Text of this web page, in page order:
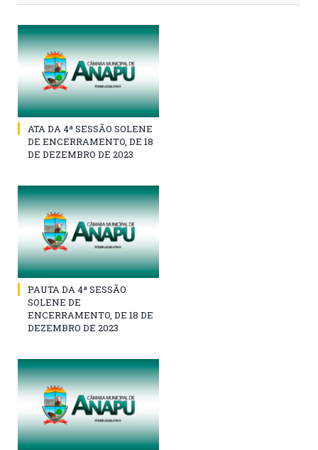
ATA DA 4ª SESSÃO SOLENE
DE ENCERRAMENTO, DE 18
DE DEZEMBRO DE 2023
PAUTA DA 4ª SESSÃO
SOLENE DE
ENCERRAMENTO, DE 18 DE
DEZEMBRO DE 2023